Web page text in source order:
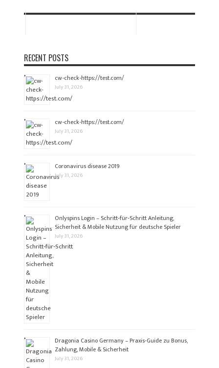
RECENT POSTS
cw-check-https://test.com/
July 31, 2026
cw-check-https://test.com/
July 31, 2026
Coronavirus disease 2019
July 31, 2026
Onlyspins Login – Schritt‑für‑Schritt Anleitung,
Sicherheit & Mobile Nutzung für deutsche Spieler
July 31, 2026
Dragonia Casino Germany – Praxis‑Guide zu Bonus,
Zahlung, Mobile & Sicherheit
July 31, 2026